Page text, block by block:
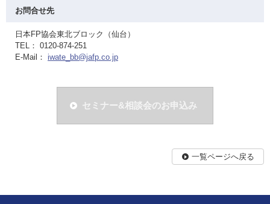
お問合せ先
日本FP協会東北ブロック（仙台）
TEL： 0120-874-251
E-Mail： iwate_bb@jafp.co.jp
セミナー&相談会のお申込み
一覧ページへ戻る